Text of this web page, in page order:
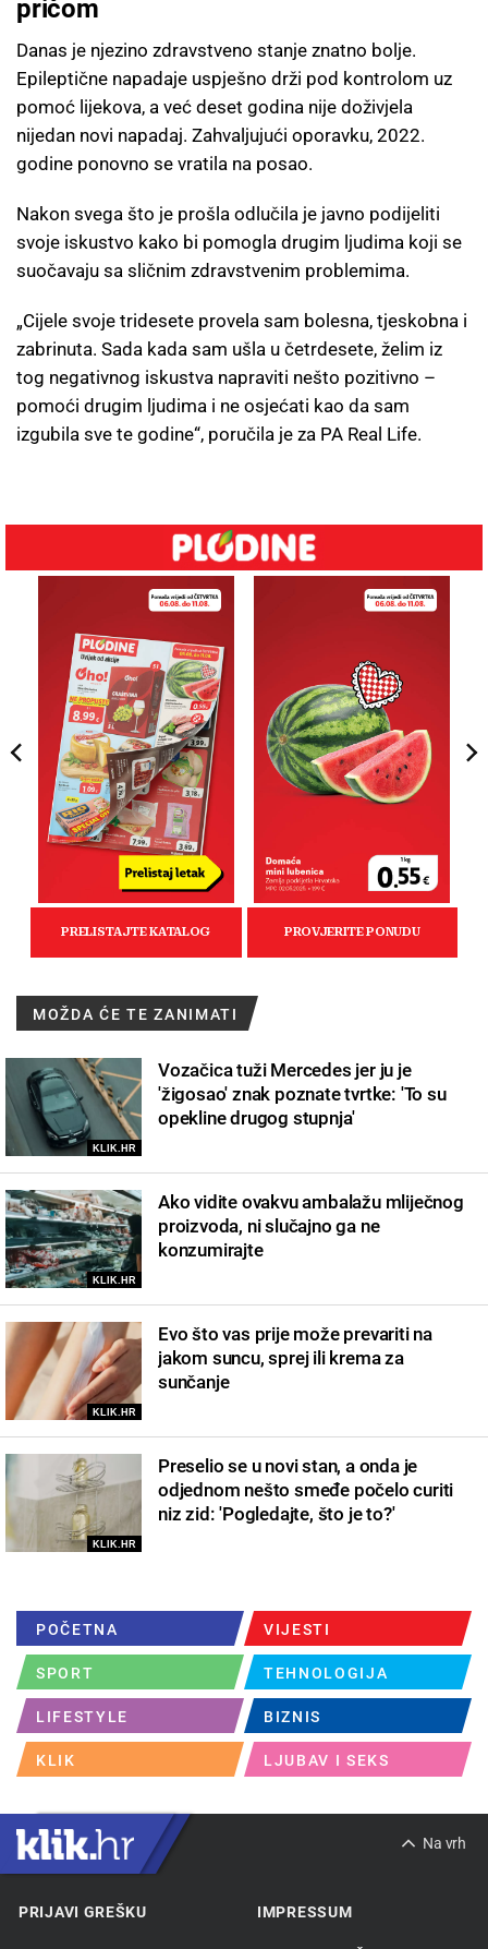
pričom
Danas je njezino zdravstveno stanje znatno bolje.
Epileptične napadaje uspješno drži pod kontrolom uz
pomoć lijekova, a već deset godina nije doživjela
nijedan novi napadaj. Zahvaljujući oporavku, 2022.
godine ponovno se vratila na posao.
Nakon svega što je prošla odlučila je javno podijeliti
svoje iskustvo kako bi pomogla drugim ljudima koji se
suočavaju sa sličnim zdravstvenim problemima.
„Cijele svoje tridesete provela sam bolesna, tjeskobna i
zabrinuta. Sada kada sam ušla u četrdesete, želim iz
tog negativnog iskustva napraviti nešto pozitivno –
pomoći drugim ljudima i ne osjećati kao da sam
izgubila sve te godine“, poručila je za PA Real Life.
MOŽDA ĆE TE ZANIMATI
KLIK.HR
Vozačica tuži Mercedes jer ju je
'žigosao' znak poznate tvrtke: 'To su
opekline drugog stupnja'
KLIK.HR
Ako vidite ovakvu ambalažu mliječnog
proizvoda, ni slučajno ga ne
konzumirajte
KLIK.HR
Evo što vas prije može prevariti na
jakom suncu, sprej ili krema za
sunčanje
KLIK.HR
Preselio se u novi stan, a onda je
odjednom nešto smeđe počelo curiti
niz zid: 'Pogledajte, što je to?'
POČETNA VIJESTI
SPORT TEHNOLOGIJA
LIFESTYLE BIZNIS
KLIK LJUBAV I SEKS
Na vrh
PRIJAVI GREŠKU IMPRESSUM